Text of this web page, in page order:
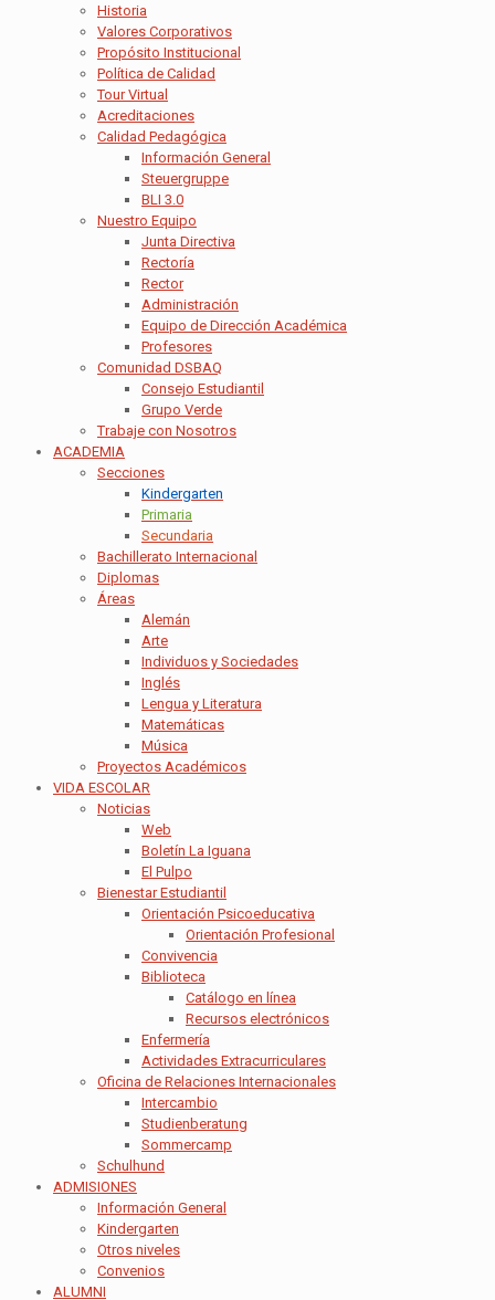
Historia
Valores Corporativos
Propósito Institucional
Política de Calidad
Tour Virtual
Acreditaciones
Calidad Pedagógica
Información General
Steuergruppe
BLI 3.0
Nuestro Equipo
Junta Directiva
Rectoría
Rector
Administración
Equipo de Dirección Académica
Profesores
Comunidad DSBAQ
Consejo Estudiantil
Grupo Verde
Trabaje con Nosotros
ACADEMIA
Secciones
Kindergarten
Primaria
Secundaria
Bachillerato Internacional
Diplomas
Áreas
Alemán
Arte
Individuos y Sociedades
Inglés
Lengua y Literatura
Matemáticas
Música
Proyectos Académicos
VIDA ESCOLAR
Noticias
Web
Boletín La Iguana
El Pulpo
Bienestar Estudiantil
Orientación Psicoeducativa
Orientación Profesional
Convivencia
Biblioteca
Catálogo en línea
Recursos electrónicos
Enfermería
Actividades Extracurriculares
Oficina de Relaciones Internacionales
Intercambio
Studienberatung
Sommercamp
Schulhund
ADMISIONES
Información General
Kindergarten
Otros niveles
Convenios
ALUMNI